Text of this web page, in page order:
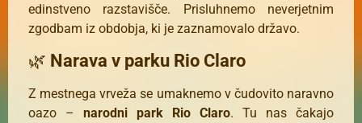
edinstveno razstavišče. Prisluhnemo neverjetnim
zgodbam iz obdobja, ki je zaznamovalo državo.
🌿 Narava v parku Rio Claro
Z mestnega vrveža se umaknemo v čudovito naravno
oazo – narodni park Rio Claro. Tu nas čakajo